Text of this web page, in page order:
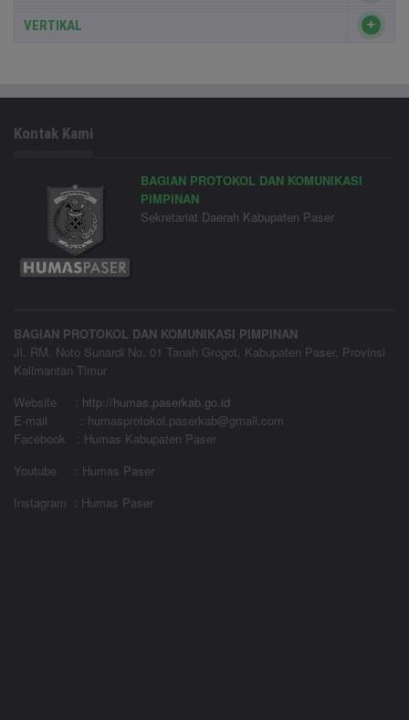
VERTIKAL
Kontak Kami
BAGIAN PROTOKOL DAN KOMUNIKASI
PIMPINAN
Sekretariat Daerah Kabupaten Paser
BAGIAN PROTOKOL DAN KOMUNIKASI PIMPINAN
Jl. RM. Noto Sunardi No. 01 Tanah Grogot, Kabupaten Paser, Provinsi
Kalimantan Timur
Website
: http://humas.paserkab.go.id
E-mail : humasprotokol.paserkab@gmail.com
Facebook : Humas Kabupaten Paser
Youtube : Humas Paser
Instagram : Humas Paser